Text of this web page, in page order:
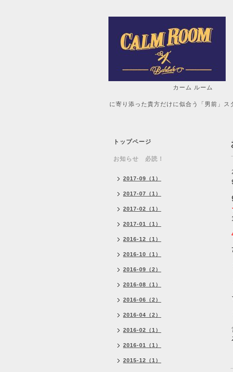
カーム ルーム
自分だけの「男
に寄り添った貴方だけに似合う「男前」ス
トップページ
お知らせ 必読！
2017-09（1）
2017-07（1）
2017-02（1）
2017-01（1）
2016-12（1）
2016-10（1）
2016-09（2）
2016-08（1）
2016-06（2）
2016-04（2）
2016-02（1）
2016-01（1）
2015-12（1）